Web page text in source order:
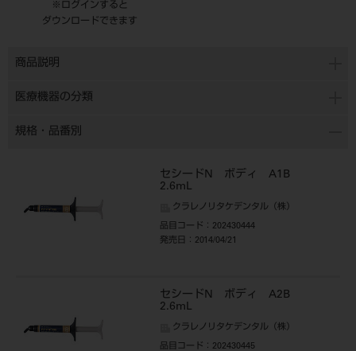
※ログインすると
ダウンロードできます
商品説明
医療機器の分類
規格・品番別
セシードN ボディ A1B
2.6mL
クラレノリタケデンタル（株）
品目コード ：202430444
発売日
：2014/04/21
セシードN ボディ A2B
2.6mL
クラレノリタケデンタル（株）
品目コード ：202430445